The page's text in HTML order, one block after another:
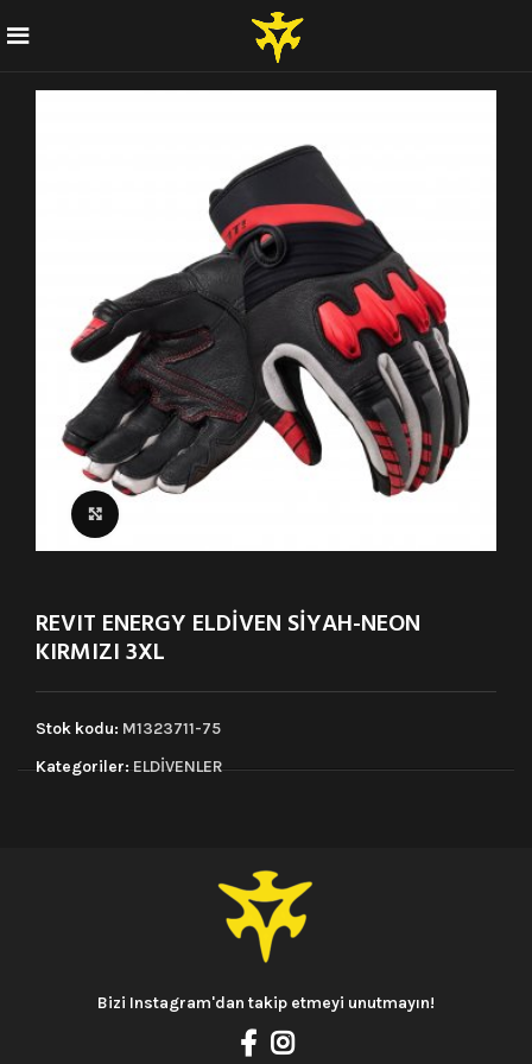
REVIT ENERGY ELDİVEN SİYAH-NEON
KIRMIZI 3XL
Stok kodu: M1323711-75
Kategoriler:ELDİVENLER
Bizi Instagram'dan takip etmeyi unutmayın!